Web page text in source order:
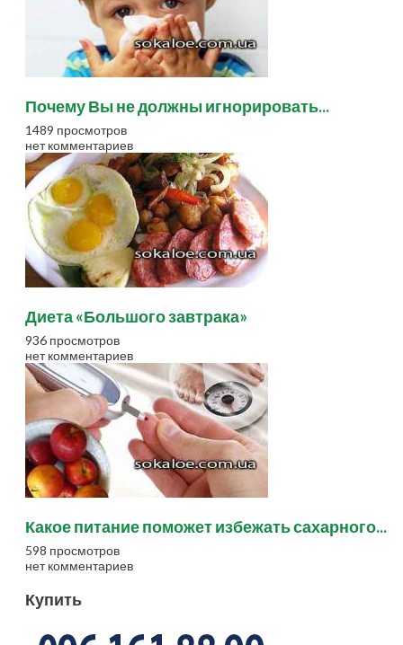
Почему Вы не должны игнорировать...
1489 просмотров
нет комментариев
Диета «Большого завтрака»
936 просмотров
нет комментариев
Какое питание поможет избежать сахарного...
598 просмотров
нет комментариев
Купить